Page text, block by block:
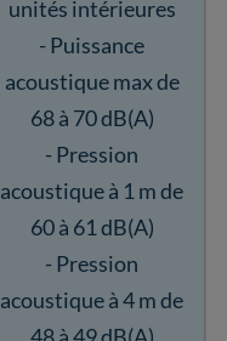
unités intérieures
- Puissance
acoustique max de
68 à 70 dB(A)
- Pression
acoustique à 1 m de
60 à 61 dB(A)
- Pression
acoustique à 4 m de